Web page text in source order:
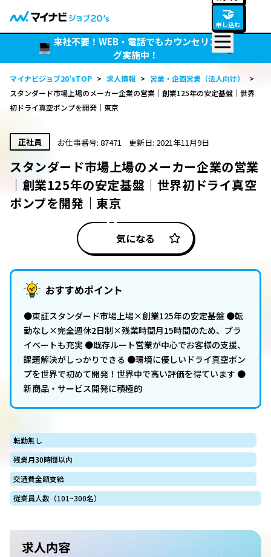
🤝
申し込む
来社不要！WEB・電話でもカウンセリン
グ実施中！
マイナビジョブ20’sTOP > 求人情報 > 営業・企画営業（法人向け）
>
スタンダード市場上場のメーカー企業の営業｜創業125年の安定基盤｜世界
初ドライ真空ポンプを開発｜東京
正社員 お仕事番号: 87471 更新日: 2021年11月9日
スタンダード市場上場のメーカー企業の営業
｜創業125年の安定基盤｜世界初ドライ真空
ポンプを開発｜東京
気になる
おすすめポイント
●東証スタンダード市場上場×創業125年の安定基盤 ●転
勤なし×完全週休2日制×残業時間月15時間のため、プラ
イベートも充実 ●既存ルート営業が中心でお客様の支援、
課題解決がしっかりできる ●環境に優しいドライ真空ポン
プを世界で初めて開発！世界中で高い評価を得ています ●
新商品・サービス開発に積極的
転勤無し
残業月30時間以内
交通費全額支給
従業員人数（101~300名）
求人内容